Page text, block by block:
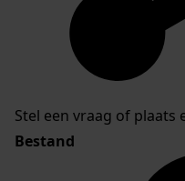
Stel een vraag of
Bestand